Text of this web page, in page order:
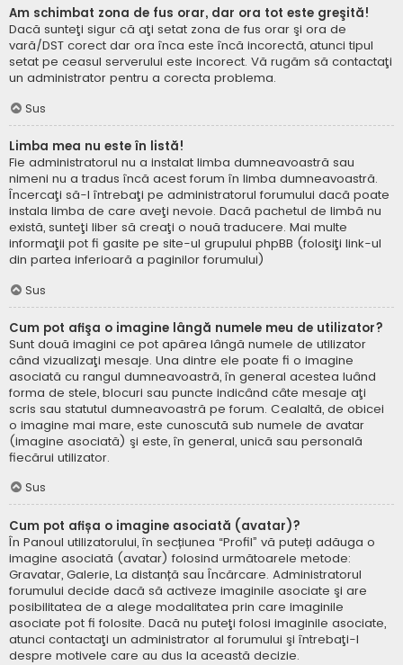
Am schimbat zona de fus orar, dar ora tot este greşită!
Dacă sunteţi sigur că aţi setat zona de fus orar şi ora de
vară/DST corect dar ora înca este încă incorectă, atunci tipul
setat pe ceasul serverului este incorect. Vă rugăm să contactaţi
un administrator pentru a corecta problema.
Sus
Limba mea nu este în listă!
Fie administratorul nu a instalat limba dumneavoastră sau
nimeni nu a tradus încă acest forum în limba dumneavoastră.
Încercaţi să-l întrebaţi pe administratorul forumului dacă poate
instala limba de care aveţi nevoie. Dacă pachetul de limbă nu
există, sunteţi liber să creaţi o nouă traducere. Mai multe
informaţii pot fi gasite pe site-ul grupului phpBB (folosiţi link-ul
din partea inferioară a paginilor forumului)
Sus
Cum pot afişa o imagine lângă numele meu de utilizator?
Sunt două imagini ce pot apărea lângă numele de utilizator
când vizualizaţi mesaje. Una dintre ele poate fi o imagine
asociată cu rangul dumneavoastră, în general acestea luând
forma de stele, blocuri sau puncte indicând câte mesaje aţi
scris sau statutul dumneavoastră pe forum. Cealaltă, de obicei
o imagine mai mare, este cunoscută sub numele de avatar
(imagine asociată) şi este, în general, unică sau personală
fiecărui utilizator.
Sus
Cum pot afișa o imagine asociată (avatar)?
În Panoul utilizatorului, în secțiunea “Profil” vă puteți adăuga o
imagine asociată (avatar) folosind următoarele metode:
Gravatar, Galerie, La distanță sau Încărcare. Administratorul
forumului decide dacă să activeze imaginile asociate şi are
posibilitatea de a alege modalitatea prin care imaginile
asociate pot fi folosite. Dacă nu puteţi folosi imaginile asociate,
atunci contactaţi un administrator al forumului şi întrebaţi-l
despre motivele care au dus la această decizie.